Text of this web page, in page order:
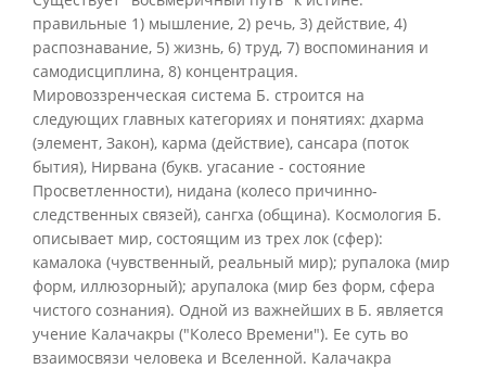
правильные 1) мышление, 2) речь, 3) действие, 4)
распознавание, 5) жизнь, 6) труд, 7) воспоминания и
самодисциплина, 8) концентрация.
Мировоззренческая система Б. строится на
следующих главных категориях и понятиях: дхарма
(элемент, Закон), карма (действие), сансара (поток
бытия), Нирвана (букв. угасание - состояние
Просветленности), нидана (колесо причинно-
следственных связей), сангха (община). Космология Б.
описывает мир, состоящим из трех лок (сфер):
камалока (чувственный, реальный мир); рупалока (мир
форм, иллюзорный); арупалока (мир без форм, сфера
чистого сознания). Одной из важнейших в Б. является
учение Калачакры ("Колесо Времени"). Ее суть во
взаимосвязи человека и Вселенной. Калачакра